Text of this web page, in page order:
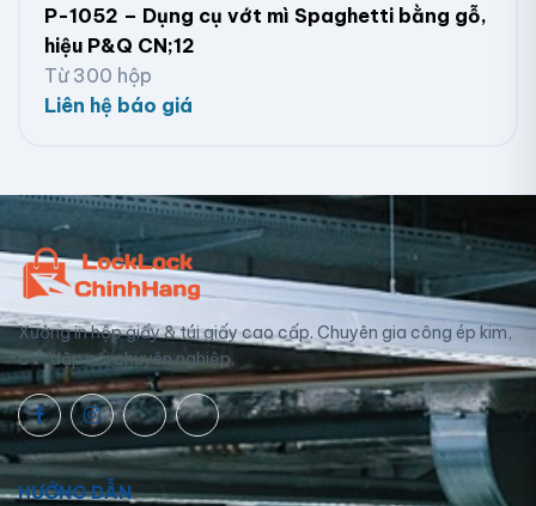
P-1052 – Dụng cụ vớt mì Spaghetti bằng gỗ,
hiệu P&Q CN;12
Từ 300 hộp
Liên hệ báo giá
Xưởng in hộp giấy & túi giấy cao cấp. Chuyên gia công ép kim,
UV, dập nổi chuyên nghiệp.
HƯỚNG DẪN